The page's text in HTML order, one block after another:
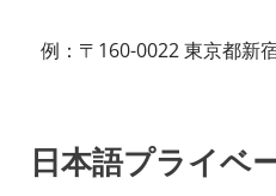
例：〒160-0022 東京都新
日本語プライベ